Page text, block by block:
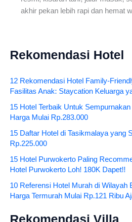
akhir pekan lebih rapi dan hemat
Rekomendasi Hotel
12 Rekomendasi Hotel Family-
Fasilitas Anak: Staycation Keluarga
15 Hotel Terbaik Untuk
Harga Mulai Rp.283.000
15 Daftar Hotel di Tasikmalaya yang
Rp.225.000
15 Hotel Purwokerto Paling
Hotel Purwokerto Loh! 180K Dapet!!
10 Referensi Hotel Murah di Wilayah
Harga Termurah Mulai Rp.121 Ribu